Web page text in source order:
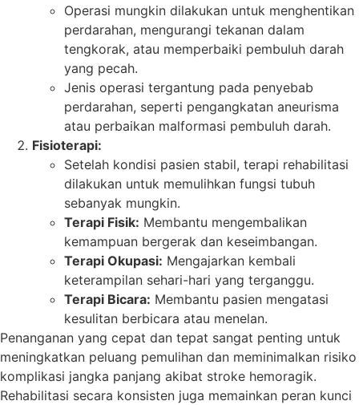
Operasi mungkin dilakukan untuk menghentikan
perdarahan, mengurangi tekanan dalam
tengkorak, atau memperbaiki pembuluh darah
yang pecah.
Jenis operasi tergantung pada penyebab
perdarahan, seperti pengangkatan aneurisma
atau perbaikan malformasi pembuluh darah.
Fisioterapi:
Setelah kondisi pasien stabil, terapi rehabilitasi
dilakukan untuk memulihkan fungsi tubuh
sebanyak mungkin.
Terapi Fisik: Membantu mengembalikan
kemampuan bergerak dan keseimbangan.
Terapi Okupasi: Mengajarkan kembali
keterampilan sehari-hari yang terganggu.
Terapi Bicara: Membantu pasien mengatasi
kesulitan berbicara atau menelan.
Penanganan yang cepat dan tepat sangat penting untuk
meningkatkan peluang pemulihan dan meminimalkan risiko
komplikasi jangka panjang akibat stroke hemoragik.
Rehabilitasi secara konsisten juga memainkan peran kunci